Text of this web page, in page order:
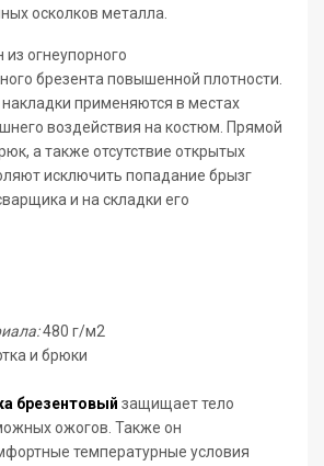
осколков металла.
огнеупорного
брезента повышенной плотности.
применяются в местах
воздействия на костюм. Прямой
а также отсутствие открытых
исключить попадание брызг
и на складки его
480 г/м2
и брюки
брезентовый защищает тело
ожогов. Также он
температурные условия